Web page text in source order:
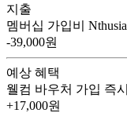
지출
멤버십 가입비
-39,000원
예상 혜택
웰컴 바우처 가입 즉
+17,000원